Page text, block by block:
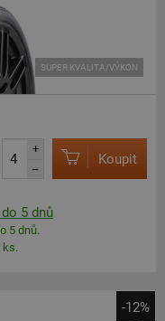
SUPER KVALITA/VÝKON
+
–
Koupit
5 dnů
5 dnů.
ks.
-12%